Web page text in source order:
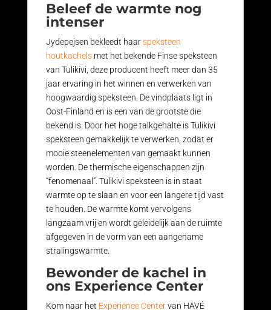
Beleef de warmte nog
intenser
Jydepejsen bekleedt haarspeksteen
houtkachelsmet het bekende Finse speksteen
van Tulikivi, deze producent heeft meer dan 35
jaar ervaring in het winnen en verwerken van
hoogwaardig speksteen. De vindplaats ligt in
Oost-Finland en is een van de grootste die
bekend is. Door het hoge talkgehalte is Tulikivi
speksteen gemakkelijk te verwerken, zodat er
mooie steenelementen van gemaakt kunnen
worden. De thermische eigenschappen zijn
“fenomenaal”. Tulikivi speksteen is in staat
warmte op te slaan en voor een langere tijd vast
te houden. De warmte komt vervolgens
langzaam vrij en wordt geleidelijk aan de ruimte
afgegeven in de vorm van een aangename
stralingswarmte.
Bewonder de kachel in
ons Experience Center
Kom naar het Experience Centervan HAVÉ